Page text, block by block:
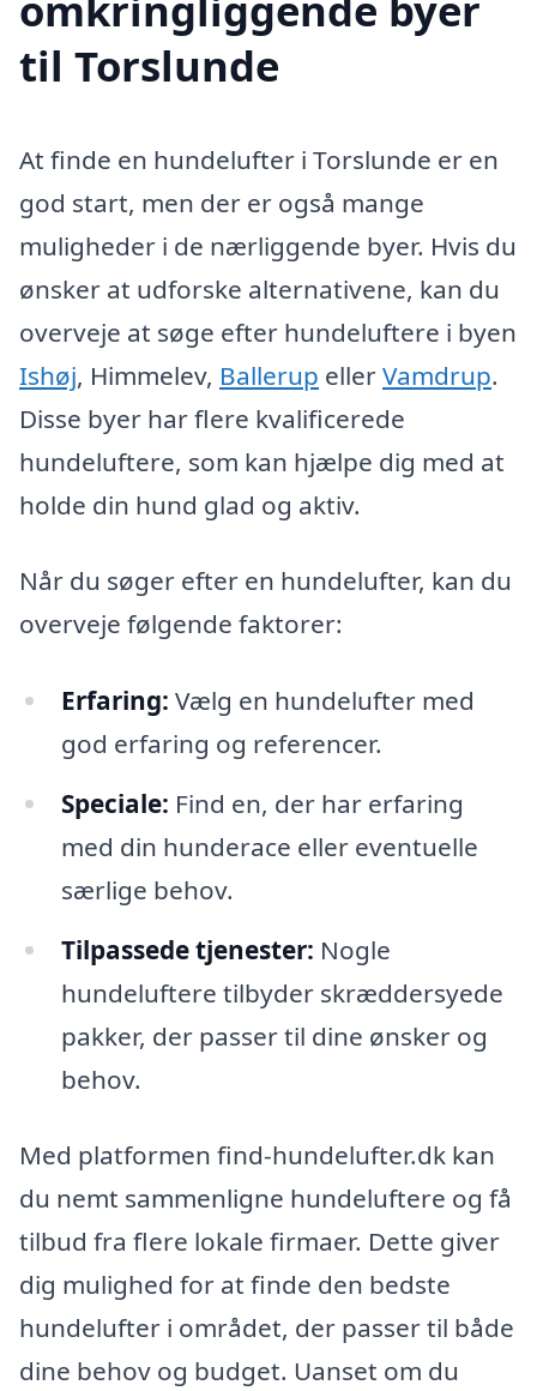
til Torslunde
At finde en hundelufter i Torslunde er en
god start, men der er også mange
muligheder i de nærliggende byer. Hvis du
ønsker at udforske alternativene, kan du
overveje at søge efter hundeluftere i byen
Ishøj, Himmelev, Ballerup ellerVamdrup.
Disse byer har flere kvalificerede
hundeluftere, som kan hjælpe dig med at
holde din hund glad og aktiv.
Når du søger efter en hundelufter, kan du
overveje følgende faktorer:
Erfaring: Vælg en hundelufter med
god erfaring og referencer.
Speciale: Find en, der har erfaring
med din hunderace eller eventuelle
særlige behov.
Tilpassede tjenester: Nogle
hundeluftere tilbyder skræddersyede
pakker, der passer til dine ønsker og
behov.
Med platformen find-hundelufter.dk kan
du nemt sammenligne hundeluftere og få
tilbud fra flere lokale firmaer. Dette giver
dig mulighed for at finde den bedste
hundelufter i området, der passer til både
dine behov og budget. Uanset om du